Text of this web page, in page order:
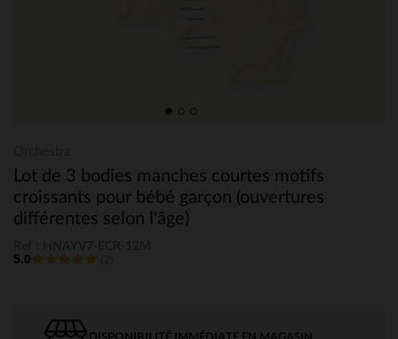
Lot de 3 bodies manches courtes motifs
croissants pour bébé garçon (ouvertures
différentes selon l'âge)
5.0